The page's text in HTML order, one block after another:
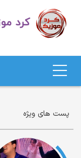
های کردی
پست های ویژه